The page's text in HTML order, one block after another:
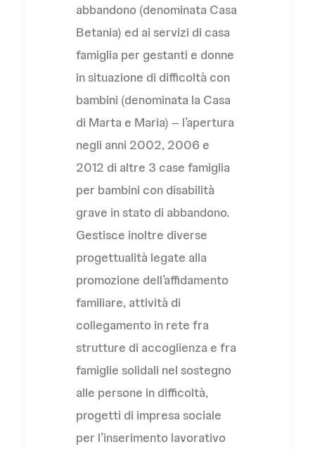
abbandono (denominata Casa
Betania) ed ai servizi di casa
famiglia per gestanti e donne
in situazione di difficoltà con
bambini (denominata la Casa
di Marta e Maria) – l’apertura
negli anni 2002, 2006 e
2012 di altre 3 case famiglia
per bambini con disabilità
grave in stato di abbandono.
Gestisce inoltre diverse
progettualità legate alla
promozione dell’affidamento
familiare, attività di
collegamento in rete fra
strutture di accoglienza e fra
famiglie solidali nel sostegno
alle persone in difficoltà,
progetti di impresa sociale
per l’inserimento lavorativo